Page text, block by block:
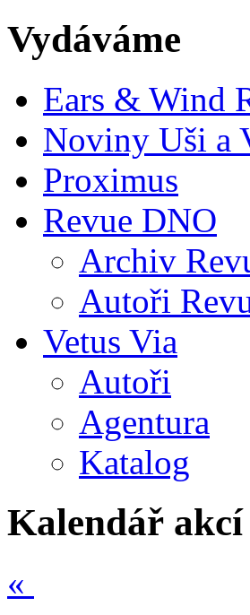
Vydáváme
Ears & Wind
Noviny Uši a
Proximus
Revue DNO
Archiv
Autoři
Vetus Via
Autoři
Agentura
Katalog
Kalendář akcí
«